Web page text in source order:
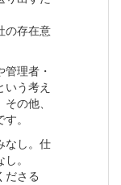
の存在意
理者・
いう考え
の他、
。
なし。仕
。
ださる